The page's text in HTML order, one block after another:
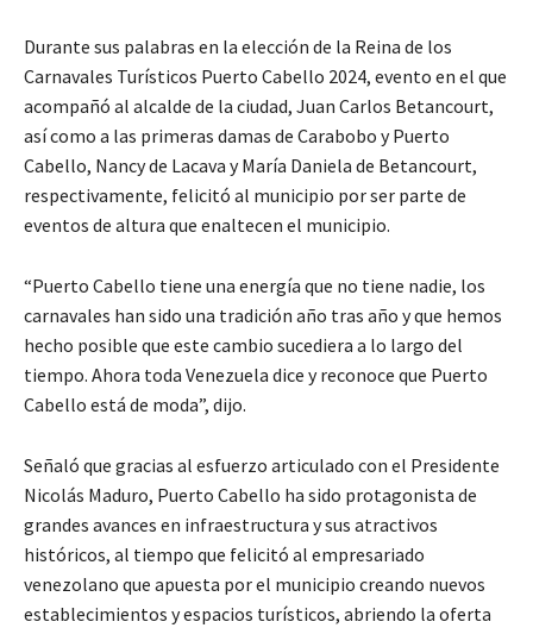
Durante sus palabras en la elección de la Reina de los
Carnavales Turísticos Puerto Cabello 2024, evento en el que
acompañó al alcalde de la ciudad, Juan Carlos Betancourt,
así como a las primeras damas de Carabobo y Puerto
Cabello, Nancy de Lacava y María Daniela de Betancourt,
respectivamente, felicitó al municipio por ser parte de
eventos de altura que enaltecen el municipio.
“Puerto Cabello tiene una energía que no tiene nadie, los
carnavales han sido una tradición año tras año y que hemos
hecho posible que este cambio sucediera a lo largo del
tiempo. Ahora toda Venezuela dice y reconoce que Puerto
Cabello está de moda”, dijo.
Señaló que gracias al esfuerzo articulado con el Presidente
Nicolás Maduro, Puerto Cabello ha sido protagonista de
grandes avances en infraestructura y sus atractivos
históricos, al tiempo que felicitó al empresariado
venezolano que apuesta por el municipio creando nuevos
establecimientos y espacios turísticos, abriendo la oferta